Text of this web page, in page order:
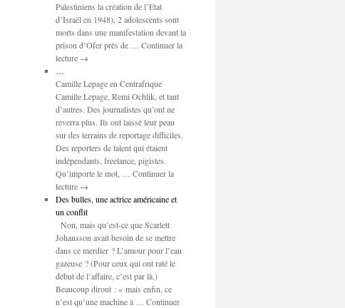
Palestiniens la création de l’Etat
d’Israël en 1948), 2 adolescents sont
morts dans une manifestation devant la
prison d’Ofer près de … Continuer la
lecture →
…
Camille Lepage en Centrafrique
Camille Lepage, Remi Ochlik, et tant
d’autres. Des journalistes qu’ont ne
reverra plus. Ils ont laissé leur peau
sur des terrains de reportage difficiles.
Des reporters de talent qui étaient
indépendants, freelance, pigistes.
Qu’importe le mot, … Continuer la
lecture →
Des bulles, une actrice américaine et
un conflit
Non, mais qu’est-ce que Scarlett
Johansson avait besoin de se mettre
dans ce merdier ? L’amour pour l’eau
gazeuse ? (Pour ceux qui ont raté le
début de l’affaire, c’est par là.)
Beaucoup diront : « mais enfin, ce
n’est qu’une machine à … Continuer